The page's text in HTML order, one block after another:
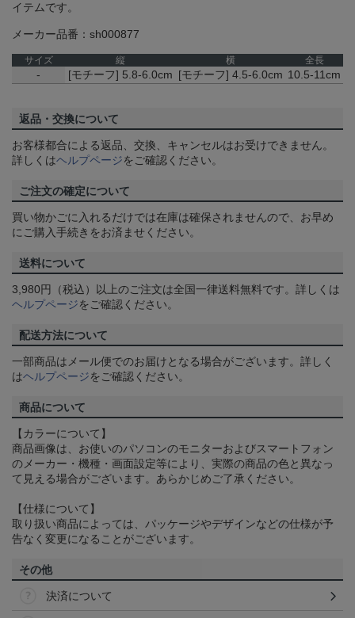
イテムです。
メーカー品番：sh000877
サイズ 縦 横 全長
- [モチーフ] 5.8-6.0cm [モチーフ] 4.5-6.0cm 10.5-11cm
返品・交換について
お客様都合による返品、交換、キャンセルはお受けできません。
詳しくはヘルプページをご確認ください。
ご注文の確定について
買い物かごに入れるだけでは在庫は確保されませんので、お早め
にご購入手続きをお済ませください。
送料について
3,980円（税込）以上のご注文は全国一律送料無料です。詳しくは
ヘルプページをご確認ください。
配送方法について
一部商品はメール便でのお届けとなる場合がございます。詳しく
はヘルプページをご確認ください。
商品について
【カラーについて】
商品画像は、お使いのパソコンのモニターおよびスマートフォン
のメーカー・機種・画面設定等により、実際の商品の色と異なっ
て見える場合がございます。あらかじめご了承ください。
【仕様について】
取り扱い商品によっては、パッケージやデザインなどの仕様が予
告なく変更になることがございます。
その他
決済について